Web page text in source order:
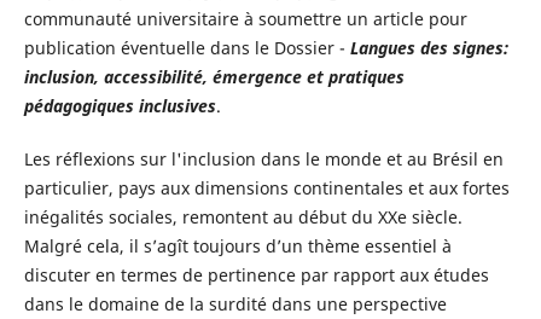
communauté universitaire à soumettre un article pour
publication éventuelle dans le Dossier - Langues des signes:
inclusion, accessibilité, émergence et pratiques
pédagogiques inclusives.
Les réflexions sur l'inclusion dans le monde et au Brésil en
particulier, pays aux dimensions continentales et aux fortes
inégalités sociales, remontent au début du XXe siècle.
Malgré cela, il s’agît toujours d’un thème essentiel à
discuter en termes de pertinence par rapport aux études
dans le domaine de la surdité dans une perspective